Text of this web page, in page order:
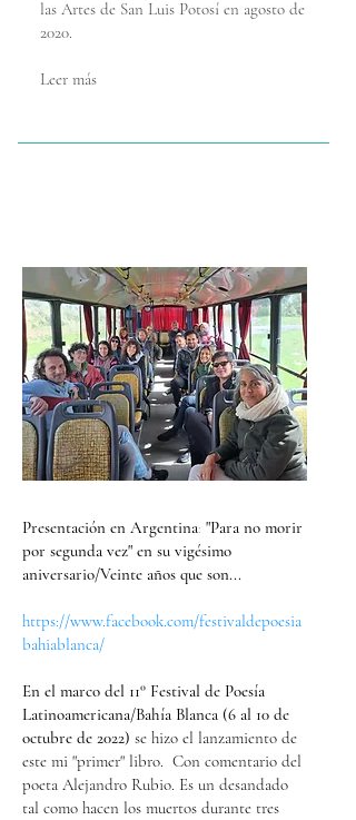
las Artes de San Luis Potosí en agosto de
2020.
Leer más
Presentación en Argentina: "Para no morir
por segunda vez" en su vigésimo
aniversario/Veinte años que son...
https://www.facebook.com/festivaldepoesia
bahiablanca/
En el marco del 11° Festival de Poesía
Latinoamericana/Bahía Blanca (6 al 10 de
octubre de 2022) se hizo el lanzamiento de
este mi "primer" libro. Con comentario del
poeta Alejandro Rubio. Es un desandado
tal como hacen los muertos durante tres